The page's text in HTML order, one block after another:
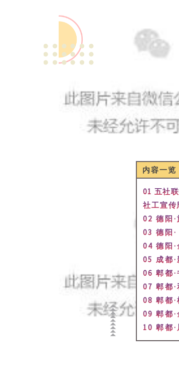
内容一览
01 五社
社工宣传
02 德阳
03 德阳
04 德阳
05 成都
06 郫都
07 郫都
08 郫都
09 郫都
10 郫都